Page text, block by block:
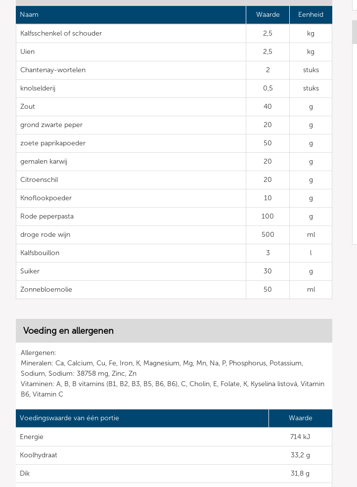
Naam Waarde Eenheid
Kalfsschenkel of schouder 2,5 kg
Uien 2,5 kg
Chantenay-wortelen 2 stuks
knolselderij 0,5 stuks
Zout 40 g
grond zwarte peper 20 g
zoete paprikapoeder 50 g
gemalen karwij 20 g
Citroenschil 20 g
Knoflookpoeder 10 g
Rode peperpasta 100 g
droge rode wijn 500 ml
Kalfsbouillon 3 l
Suiker 30 g
Zonnebloemolie 50 ml
Voeding en allergenen
Allergenen:
Mineralen: Ca, Calcium, Cu, Fe, Iron, K, Magnesium, Mg, Mn, Na, P, Phosphorus, Potassium,
Sodium, Sodium: 38758 mg, Zinc, Zn
Vitaminen: A, B, B vitamins (B1, B2, B3, B5, B6, B6), C, Cholin, E, Folate, K, Kyselina listová, Vitamin
B6, Vitamin C
Voedingswaarde van één portie Waarde
Energie 714 kJ
Koolhydraat 33,2 g
Dik 31,8 g